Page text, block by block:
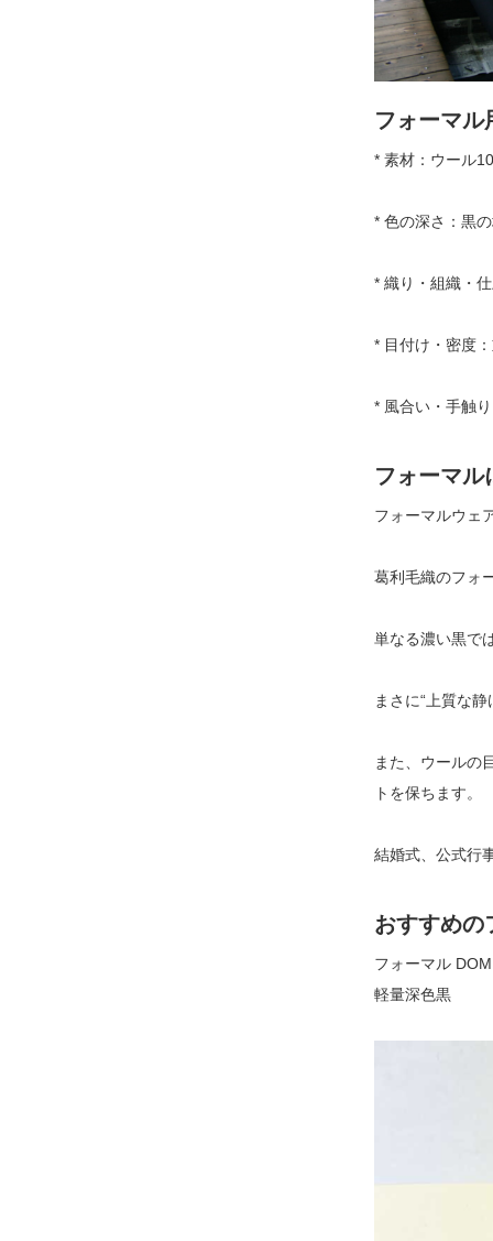
フォーマル
* 素材：ウール
* 色の深さ：黒
* 織り・組織・
* 目付け・密度
* 風合い・手触
フォーマル
フォーマルウェ
葛利毛織のフォ
単なる濃い黒で
まさに“上質な
また、ウールの
トを保ちます。
結婚式、公式行
おすすめの
フォーマル
軽量深色黒